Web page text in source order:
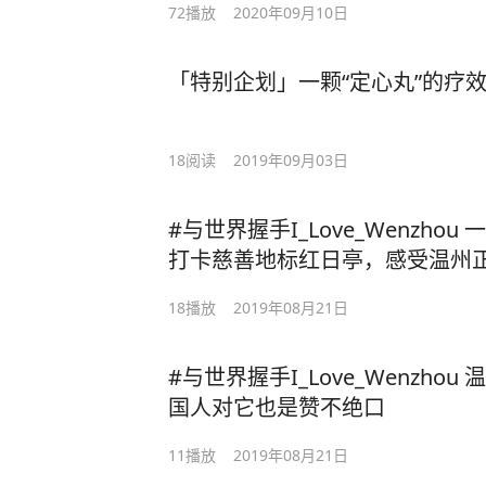
72播放 2020年09月10日
「特别企划」一颗“定心丸”的疗效
18阅读 2019年09月03日
#与世界握手I_Love_Wenzhou
打卡慈善地标红日亭，感受温州
18播放 2019年08月21日
#与世界握手I_Love_Wenzhou
国人对它也是赞不绝口
11播放 2019年08月21日